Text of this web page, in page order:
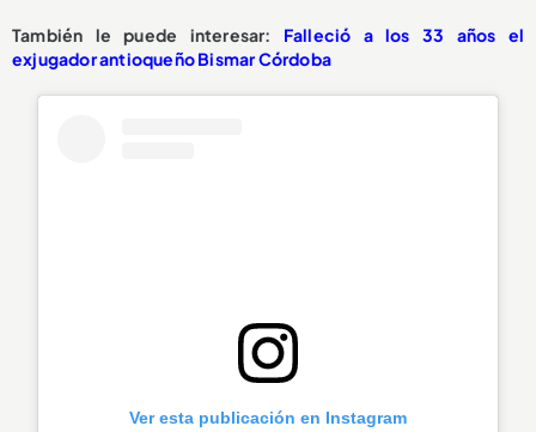
También le puede interesar: Falleció a los 33 años el
exjugador antioqueño Bismar Córdoba
Ver esta publicación en Instagram